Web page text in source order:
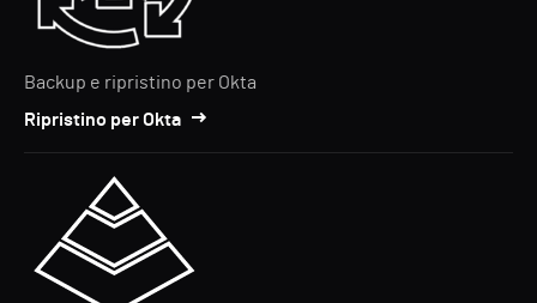
Backup e ripristino per Okta
Ripristino per Okta